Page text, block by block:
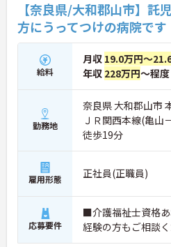
【奈良県/大和郡山市】
方にうってつけの病院です
給料
月収 19.0万円～
年収 228万円～程度
勤務地
奈良県 大和郡山市
ＪＲ関西本線(亀山
徒歩19分
雇用形態 正社員(正職員)
応募要件
■介護福祉士資格
経験の方もご相談く